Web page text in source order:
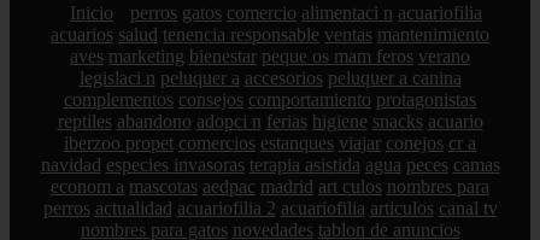
Inicio perros gatos comercio alimentaci n acuariofilia
acuarios salud tenencia responsable ventas mantenimiento
aves marketing bienestar peque os mam feros verano
legislaci n peluquer a accesorios peluquer a canina
complementos consejos comportamiento protagonistas
reptiles abandono adopci n ferias higiene snacks acuario
iberzoo propet comercios estanques viajar conejos cr a
navidad especies invasoras terapia asistida agua peces camas
econom a mascotas aedpac madrid art culos nombres para
perros actualidad acuariofilia 2 acuariofilia articulos canal tv
nombres para gatos novedades tablon de anuncios